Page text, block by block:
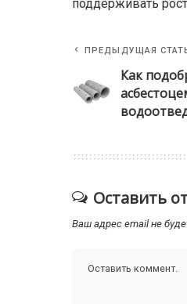
поддерживать
ПРЕДЫДУЩАЯ
Как
Оставить
Ваш адрес email не